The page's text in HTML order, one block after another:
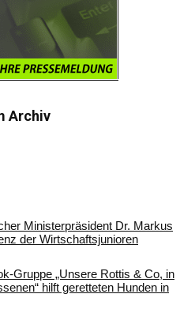
Archiv
Ministerpräsident Dr. Markus
der Wirtschaftsjunioren
Gruppe „Unsere Rottis & Co, in
hilft geretteten Hunden in